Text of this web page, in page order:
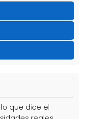
que dice el